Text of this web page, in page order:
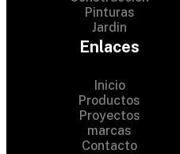
Pinturas
Jardin
Enlaces
Inicio
Productos
Proyectos
marcas
Contacto